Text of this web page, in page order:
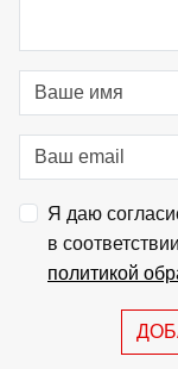
Я даю
в
политикой